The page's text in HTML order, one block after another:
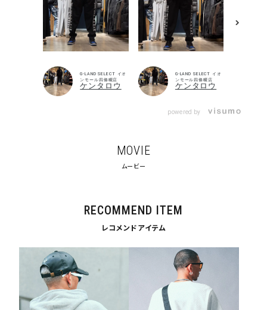
G-LAND SELECT イオ
ンモール四條畷店
ケンタロウ
G-LAND SELECT イオ
ンモール四條畷店
ケンタロウ
powered by
MOVIE
ムービー
RECOMMEND ITEM
レコメンドアイテム